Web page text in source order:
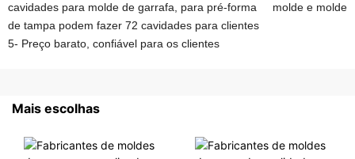
cavidades para molde de garrafa, para pré-forma molde e molde
de tampa podem fazer 72 cavidades para clientes
5- Preço barato, confiável para os clientes
Mais escolhas